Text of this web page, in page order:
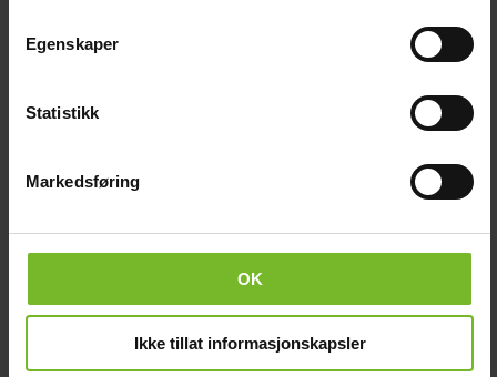
Egenskaper
Statistikk
Markedsføring
OK
Ikke tillat informasjonskapsler